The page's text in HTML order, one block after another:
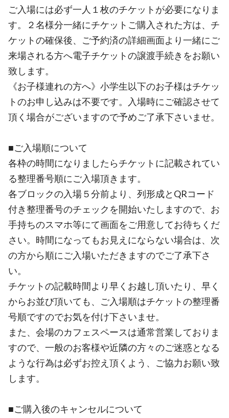
ご入場には必ず一人１枚のチケットが必要になりま
す。２名様分一緒にチケットご購入された方は、チ
ケットの確保後、ご予約済の詳細画面より一緒にご
来場される方へ電子チケットの譲渡手続きをお願い
致します。
《お子様連れの方へ》小学生以下のお子様はチケッ
トのお申し込みは不要です。入場時にご確認させて
頂く場合がございますので予めご了承下さいませ。
■ご入場順について
各枠の時間になりましたらチケットに記載されてい
る整理番号順にご入場頂きます。
各ブロックの入場５分前より、列形成とQRコード
付き整理番号のチェックを開始いたしますので、お
手持ちのスマホ等にて画面をご用意してお待ちくだ
さい。時間になってもお見えにならない場合は、次
の方から順にご入場いただきますのでご了承下さ
い。
チケットの記載時間より早くお越し頂いたり、早く
からお並び頂いても、ご入場順はチケットの整理番
号順ですのでお気を付け下さいませ。
また、会場のカフェスペースは通常営業しておりま
すので、一般のお客様や近隣の方々のご迷惑となる
ような行為は必ずお控え頂くよう、ご協力お願い致
します。
■ご購入後のキャンセルについて